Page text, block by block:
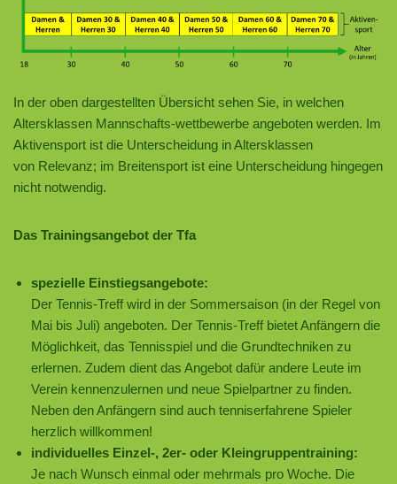
In der oben dargestellten Übersicht sehen Sie, in welchen
Altersklassen Mannschafts-wettbewerbe angeboten werden. Im
Aktivensport ist die Unterscheidung in Altersklassen
von Relevanz; im Breitensport ist eine Unterscheidung hingegen
nicht notwendig.
Das Trainingsangebot der Tfa
spezielle Einstiegsangebote:
Der Tennis-Treff wird in der Sommersaison (in der Regel von
Mai bis Juli) angeboten. Der Tennis-Treff bietet Anfängern die
Möglichkeit, das Tennisspiel und die Grundtechniken zu
erlernen. Zudem dient das Angebot dafür andere Leute im
Verein kennenzulernen und neue Spielpartner zu finden.
Neben den Anfängern sind auch tenniserfahrene Spieler
herzlich willkommen!
individuelles Einzel-, 2er- oder Kleingruppentraining:
Je nach Wunsch einmal oder mehrmals pro Woche. Die